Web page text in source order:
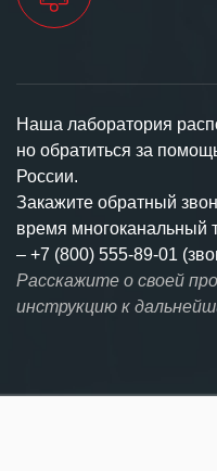
Наша лаборатория
но обратиться за
России.
Закажите обратный
время многоканальный
– +7 (800) 555-89-01
Расскажите о своей
инструкцию к